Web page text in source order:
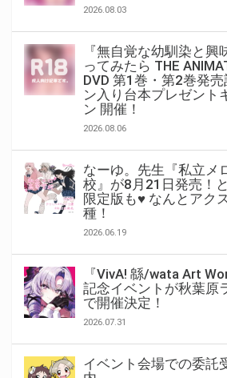
2026.08.03
『無自覚な幼馴染と興
ってみたら THE
DVD 第1巻・第2巻発売
ン入り台本プレゼント
ン 開催！
2026.08.06
なーゆ。先生『私立メ
校』が8月21日発売！
限定版も♥ なんとアク
種！
2026.06.19
『VivA! 緜/wata Art
記念イベントが秋葉原
で開催決定！
2026.07.31
イベント会場での委託